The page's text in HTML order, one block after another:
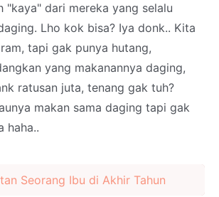
"kaya" dari mereka yang selalu
Lho kok bisa? Iya donk.. Kita
tapi gak punya hutang,
yang makanannya daging,
ratusan juta, tenang gak tuh?
makan sama daging tapi gak
haha..
Seorang Ibu di Akhir Tahun